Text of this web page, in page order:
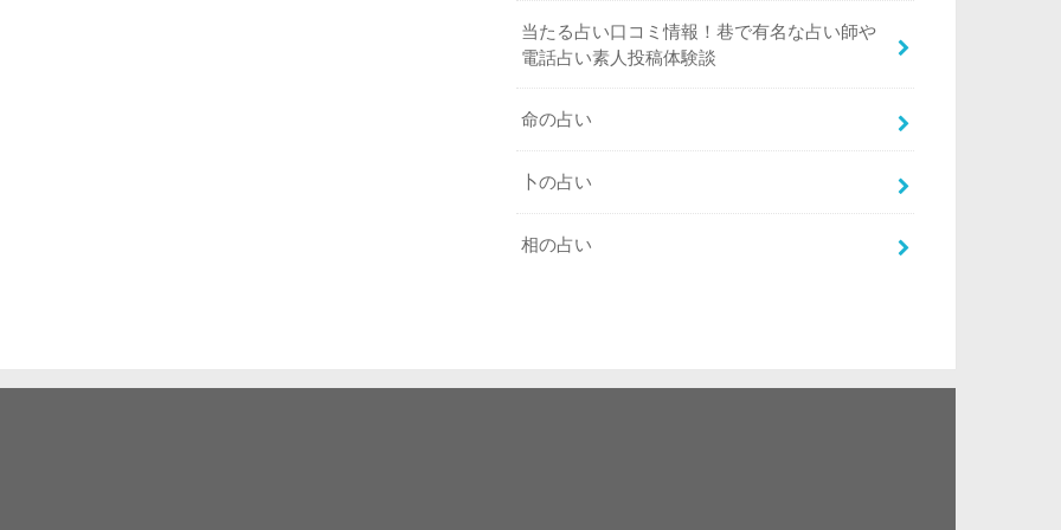
当たる占い口コミ情報！巷で有名な占い師や
電話占い素人投稿体験談
命の占い
卜の占い
相の占い